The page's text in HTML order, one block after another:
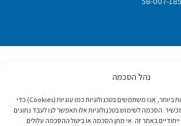
נהל הסכמה
כדי לספק את החוויות הטובות ביותר, אנו משתמשים בטכנולוגיות כמו עוגיות (Cookies) כדי
הסכמה לשימוש בטכנולוגיות אלו תאפשר לנו לעבד נתונים
ייחודיים באתר זה. אי מתן הסכמה או ביטול ההסכמה עלולים
לנעמי סטוצ'ינר על מפעל חיים
2020